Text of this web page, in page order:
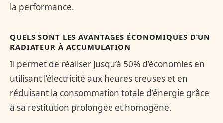
la performance.
QUELS SONT LES AVANTAGES ÉCONOMIQUES D’UN
RADIATEUR À ACCUMULATION
Il permet de réaliser jusqu’à 50% d’économies en
utilisant l’électricité aux heures creuses et en
réduisant la consommation totale d’énergie grâce
à sa restitution prolongée et homogène.